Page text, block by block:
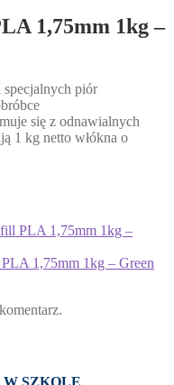
1,75mm 1kg –
piór
się z odnawialnych
1 kg netto włókna o
PLA 1,75mm 1kg –
1,75mm 1kg – Green
SZKOLE